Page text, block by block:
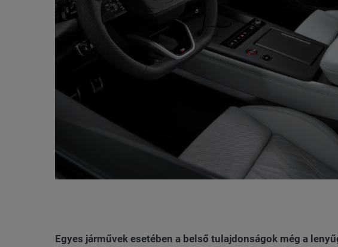
Egyes járművek esetében a belső tulajdonságok még a